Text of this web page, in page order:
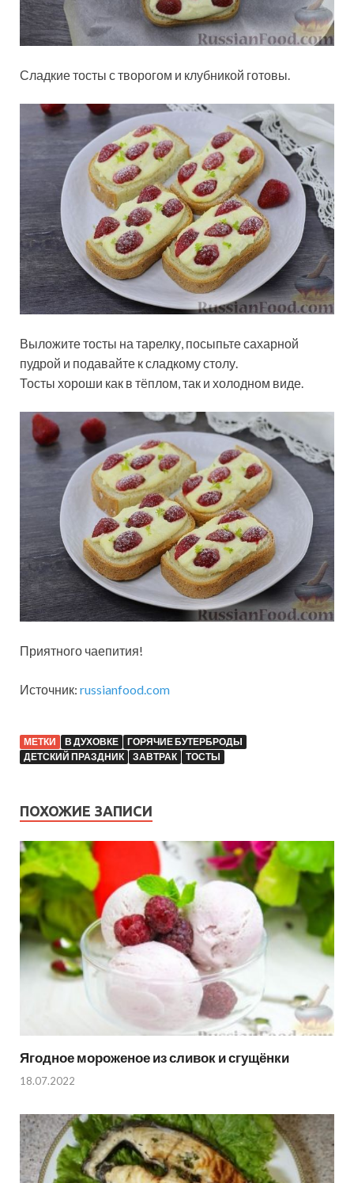
Сладкие тосты с творогом и клубникой готовы.
Выложите тосты на тарелку, посыпьте сахарной
пудрой и подавайте к сладкому столу.
Тосты хороши как в тёплом, так и холодном виде.
Приятного чаепития!
Источник: russianfood.com
МЕТКИ В ДУХОВКЕ
ГОРЯЧИЕ БУТЕРБРОДЫ
ДЕТСКИЙ ПРАЗДНИК
ЗАВТРАК ТОСТЫ
ПОХОЖИЕ ЗАПИСИ
Ягодное мороженое из сливок и сгущёнки
18.07.2022